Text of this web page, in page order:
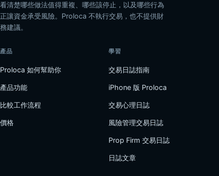
看清楚哪些做法值得重複、哪些該停止，以及哪些行為
正讓資金承受風險。Proloca 不執行交易，也不提供財
務建議。
產品
Proloca 如何幫助你
產品功能
比較工作流程
價格
學習
交易日誌指南
iPhone 版 Proloca
交易心理日誌
風險管理交易日誌
Prop Firm 交易日誌
日誌文章